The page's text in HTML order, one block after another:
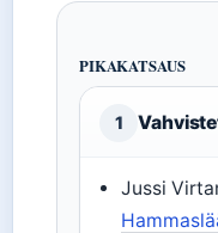
PIKAKATSAUS
1
Jussi